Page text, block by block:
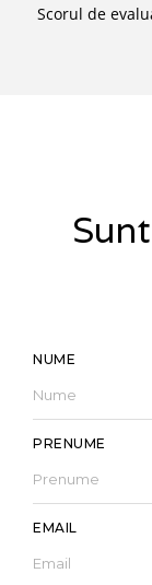
Scorul de
NUME
PRENUME
EMAIL